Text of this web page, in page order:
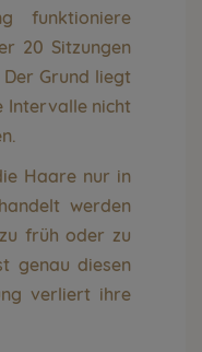
funktioniere
20 Sitzungen
Grund liegt
Intervalle nicht
Haare nur in
werden
früh oder zu
genau diesen
verliert ihre